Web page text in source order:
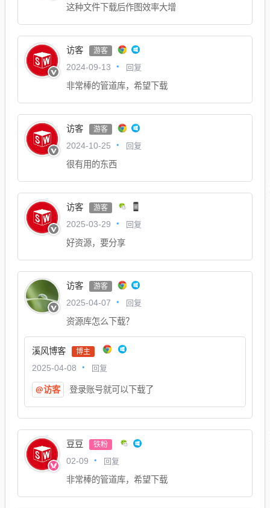
这种文件下载后作图效率大增
访客 游客
2024-09-13 回复
非常棒的管道库，希望下载
访客 游客
2024-10-25 回复
很有用的东西
访客 游客
2025-03-29 回复
好资源，要分享
访客 游客
2025-04-07 回复
资源库怎么下载？
溪风博客 博主
2025-04-08 回复
@访客 登录账号就可以下载了
豆豆 铁粉
02-09 回复
非常棒的管道库，希望下载